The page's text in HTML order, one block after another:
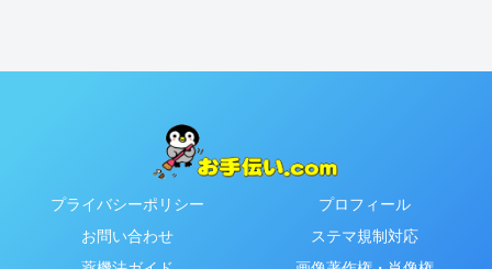
プライバシーポリシー
プロフィール
お問い合わせ
ステマ規制対応